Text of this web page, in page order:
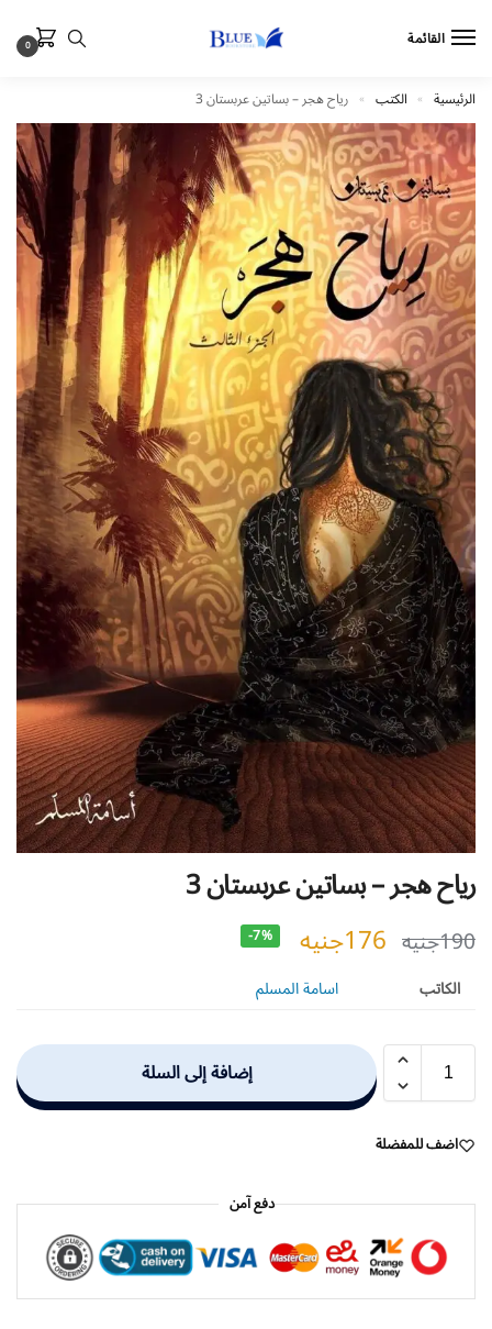
القائمة 0
الرئيسية » الكتب » رياح هجر – بساتين عربستان 3
رياح هجر – بساتين عربستان 3
190جنيه 176جنيه -7%
الكاتب اسامة المسلم
إضافة إلى السلة
اضف للمفضلة
دفع آمن